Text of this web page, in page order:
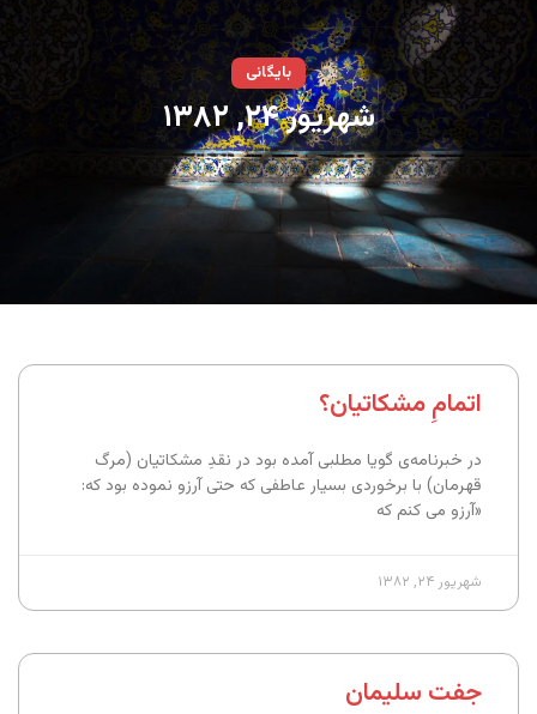
بایگانی
شهریور ۲۴, ۱۳۸۲
اتمامِ مشکاتیان؟
در خبرنامه‌ی گویا مطلبی آمده بود در نقدِ مشکاتیان (مرگ
قهرمان) با برخوردی بسیار عاطفی که حتی آرزو نموده بود که:
«آرزو می کنم که
شهریور ۲۴, ۱۳۸۲
جفت سلیمان